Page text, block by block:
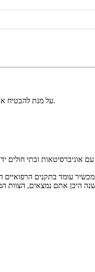
על מנת להבטיח את הטיפול הבטוח ביותר ותוצאה יעילה, מתקיימים באופן פארודי קורסי הכשרה על ידי אקדמיה מקצועית ורופא מוסמך.
אוניברסיטאות ובתי חולים